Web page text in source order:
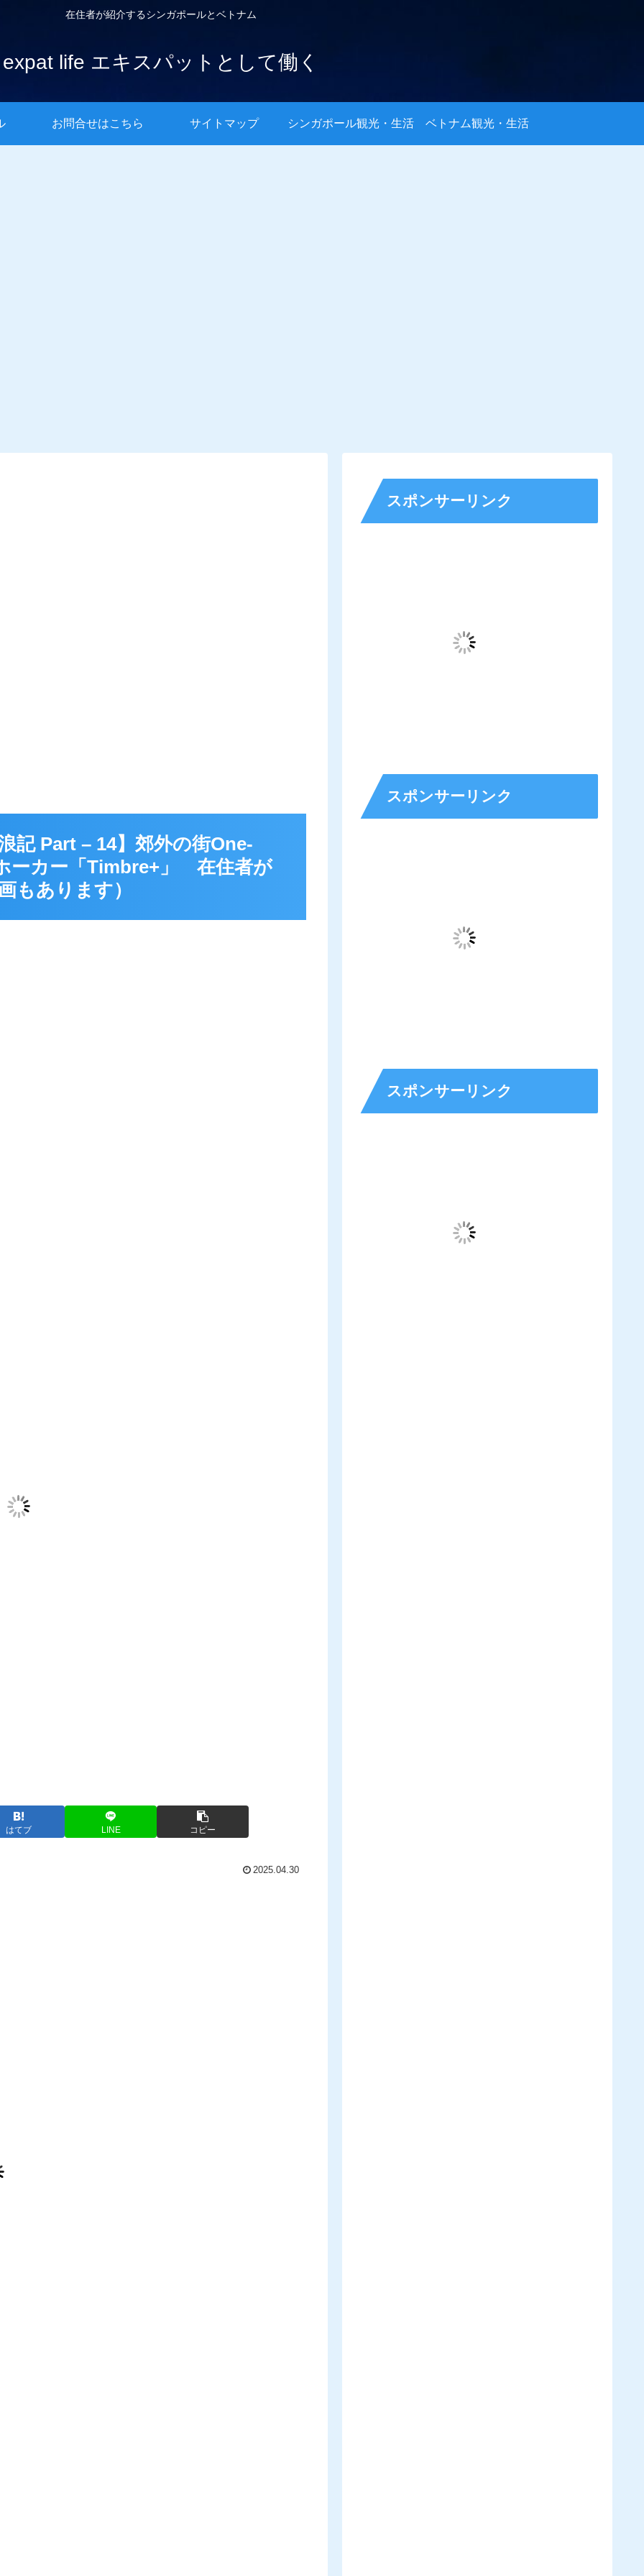
在住者が紹介するシンガポールとベトナム
expat life エキスパットとして働く
お問合せはこちら サイトマップ シンガポール観光・生活 ベトナム観光・生活
記 Part – 14】郊外の街One-
ーカー「Timbre+」 在住者が
あります）
はてブ LINE コピー
2025.04.30
スポンサーリンク
スポンサーリンク
スポンサーリンク